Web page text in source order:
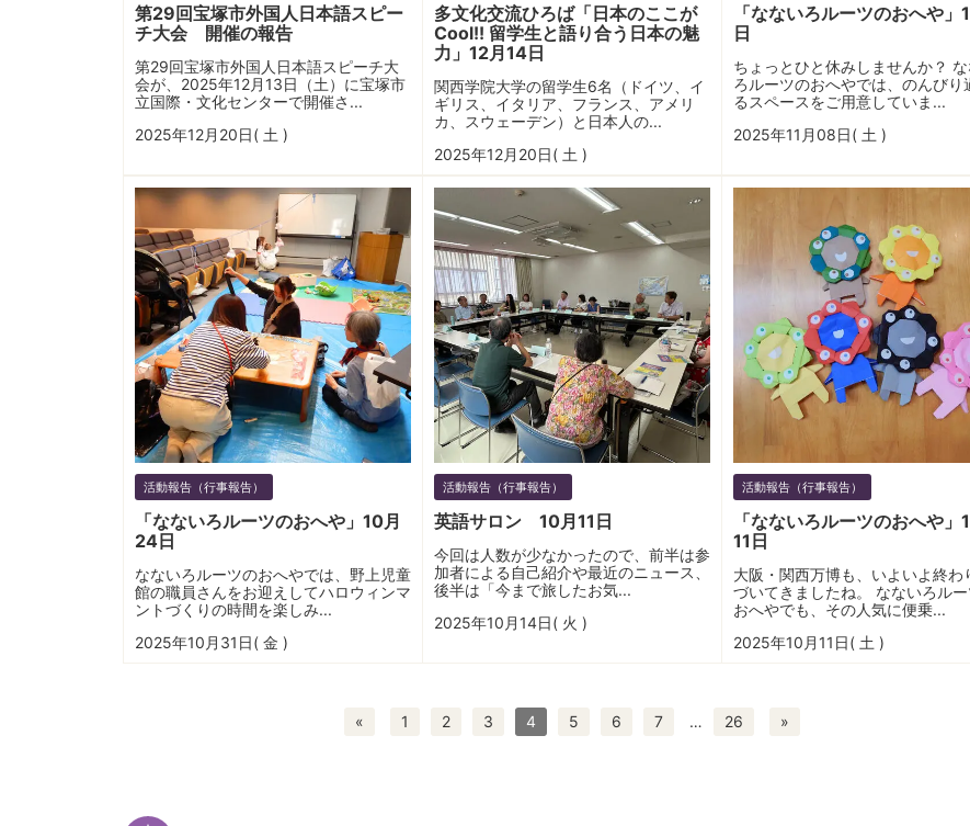
第29回宝塚市外国人日本語スピー
チ大会 開催の報告
第29回宝塚市外国人日本語スピーチ大
会が、2025年12月13日（土）に宝塚市
立国際・文化センターで開催さ...
2025年12月20日( 土 )
多文化交流ひろば「日本のここが
Cool!! 留学生と語り合う日本の魅
力」12月14日
関西学院大学の留学生6名（ドイツ、イ
ギリス、イタリア、フランス、アメリ
カ、スウェーデン）と日本人の...
2025年12月20日( 土 )
「なないろルーツのおへや」
日
ちょっとひと休みしませんか？
ろルーツのおへやでは、のんびり
るスペースをご用意していま...
2025年11月08日( 土 )
活動報告（行事報告）
「なないろルーツのおへや」10月
24日
なないろルーツのおへやでは、野上児童
館の職員さんをお迎えしてハロウィンマ
ントづくりの時間を楽しみ...
2025年10月31日( 金 )
活動報告（行事報告）
英語サロン 10月11日
今回は人数が少なかったので、前半は参
加者による自己紹介や最近のニュース、
後半は「今まで旅したお気...
2025年10月14日( 火 )
活動報告（行事報告）
「なないろルーツのおへや」
11日
大阪・関西万博も、いよいよ終わ
づいてきましたね。 なないろル
おへやでも、その人気に便乗...
2025年10月11日( 土 )
« 1 2 3 4 5 6 7 … 26 »